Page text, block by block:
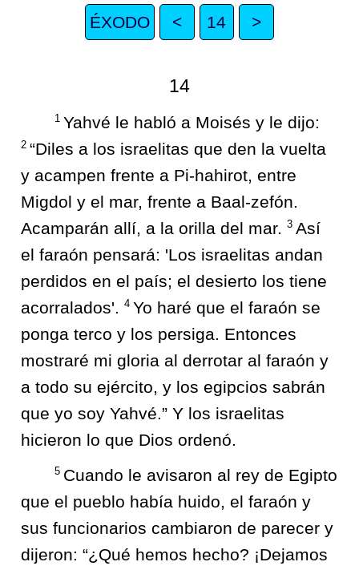
ÉXODO < 14 >
14
1 Yahvé le habló a Moisés y le dijo:
2 “Diles a los israelitas que den la vuelta
y acampen frente a Pi-hahirot, entre
Migdol y el mar, frente a Baal-zefón.
Acamparán allí, a la orilla del mar. 3 Así
el faraón pensará: 'Los israelitas andan
perdidos en el país; el desierto los tiene
acorralados'. 4 Yo haré que el faraón se
ponga terco y los persiga. Entonces
mostraré mi gloria al derrotar al faraón y
a todo su ejército, y los egipcios sabrán
que yo soy Yahvé.” Y los israelitas
hicieron lo que Dios ordenó.
5 Cuando le avisaron al rey de Egipto
que el pueblo había huido, el faraón y
sus funcionarios cambiaron de parecer y
dijeron: “¿Qué hemos hecho? ¡Dejamos